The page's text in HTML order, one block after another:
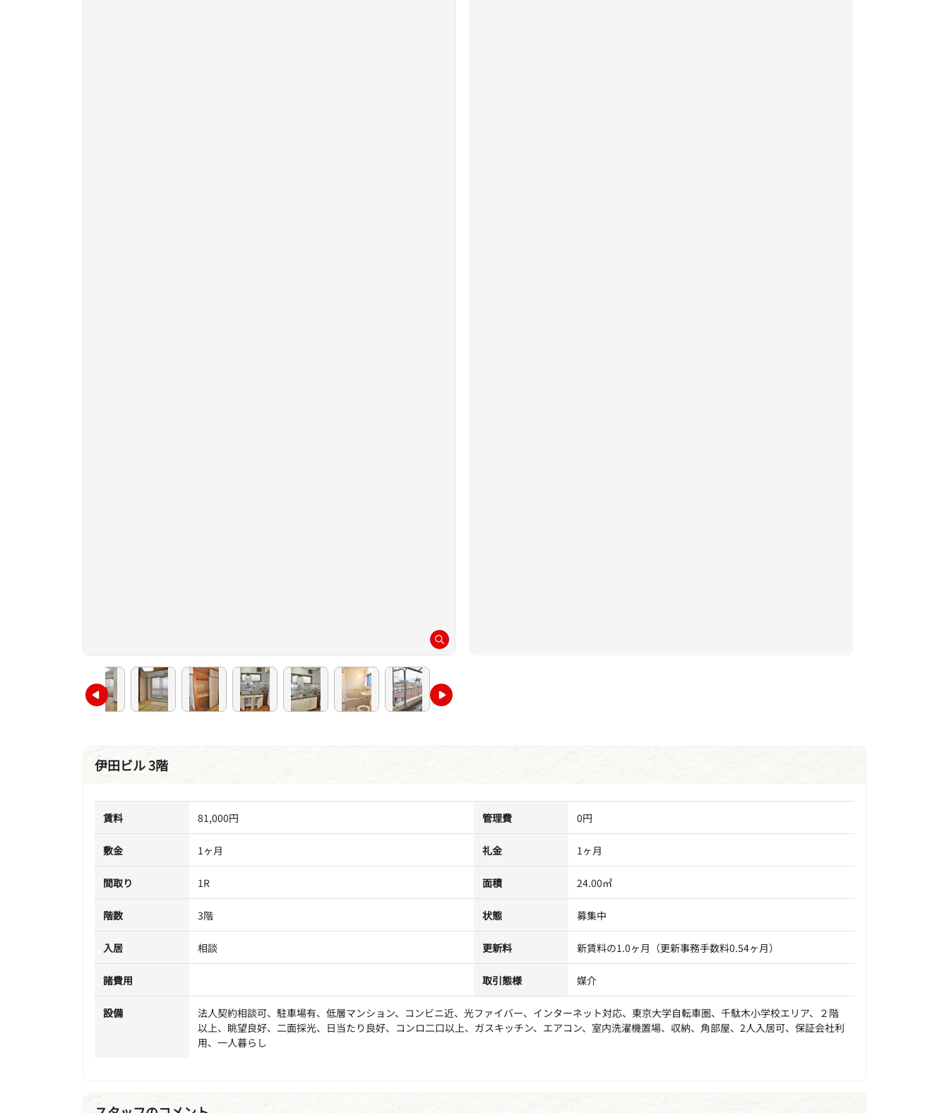
伊田ビル 3階
賃料 81,000円 管理費 0円
敷金 1ヶ月 礼金 1ヶ月
間取り 1R 面積 24.00㎡
階数 3階 状態 募集中
入居 相談 更新料 新賃料の1.0ヶ月（更新事務手数料0.54ヶ月）
諸費用 取引態様 媒介
設備
法人契約相談可、駐車場有、低層マンション、コンビニ近、光ファイバー、インターネット対応、東京大学自転車圏、千駄木小学校エリア、２階
以上、眺望良好、二面採光、日当たり良好、コンロ二口以上、ガスキッチン、エアコン、室内洗濯機置場、収納、角部屋、2人入居可、保証会社利
用、一人暮らし